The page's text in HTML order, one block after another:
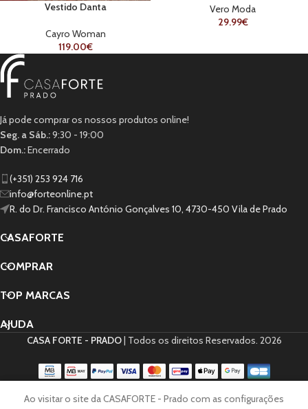
Vestido Danta
Cayro Woman
119.00€
Vero Moda
29.99€
Já pode comprar os nossos produtos online!
Seg. a Sáb.:9:30 - 19:00
Dom.:Encerrado
(+351) 253 924 716
info@forteonline.pt
R. do Dr. Francisco António Gonçalves 10, 4730-450 Vila de Prado
CASAFORTE
COMPRAR
TOP MARCAS
AJUDA
CASA FORTE - PRADO| Todos os direitos Reservados. 2026
Ao visitar o site da CASAFORTE - Prado com as configurações